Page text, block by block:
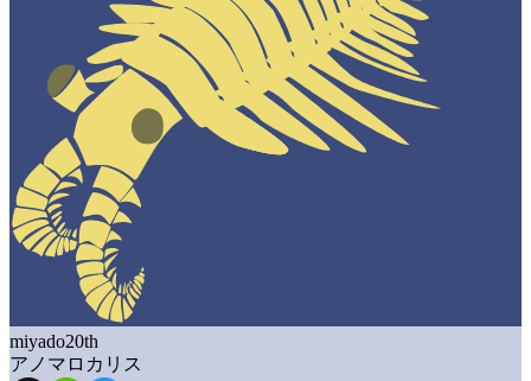
miyado20th
アノマロカリス